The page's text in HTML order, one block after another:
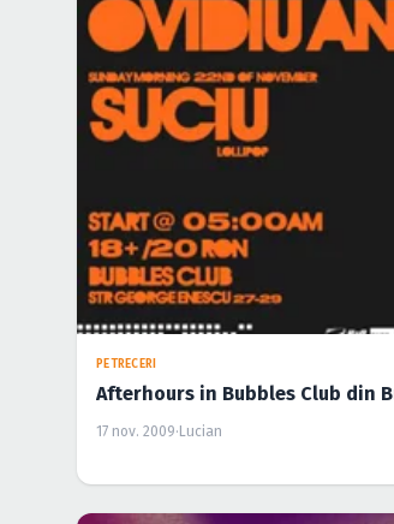
PETRECERI
Afterhours in Bubbles Club din
17 nov. 2009· Lucian